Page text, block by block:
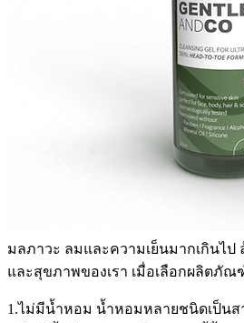
มลภาวะ ลมและความเย็นมากเกินไป
และสุขภาพของเรา เมื่อเลือกผลิตภั
1.ไม่มีน้ำหอม น้ำหอมหลายชนิดเป็น